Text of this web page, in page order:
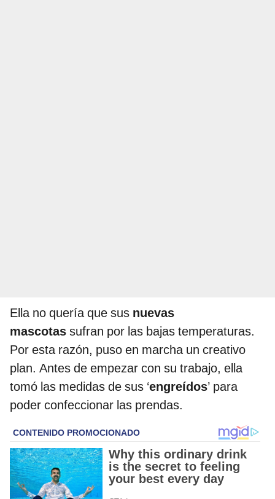
Ella no quería que sus nuevas
mascotas sufran por las bajas temperaturas.
Por esta razón, puso en marcha un creativo
plan. Antes de empezar con su trabajo, ella
tomó las medidas de sus ‘engreídos’ para
poder confeccionar las prendas.